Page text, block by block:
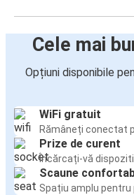
Cele mai
Opțiuni disponibile
WiFi gratuit
Rămâneți conectat
Prize de curent
Încărcați-vă
Scaune
Spațiu amplu